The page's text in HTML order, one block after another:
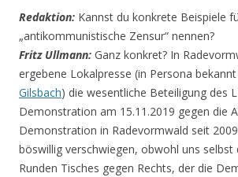
Redaktion: Kannst du konkrete Beispiele
„antikommunistische Zensur“ nennen?
Fritz Ullmann: Ganz konkret? In
ergebene Lokalpresse (in Persona
Gilsbach) die wesentliche Beteiligung des
Demonstration am 15.11.2019 gegen die
Demonstration in Radevormwald seit
böswillig verschwiegen, obwohl uns selbst
Runden Tisches gegen Rechts, der die